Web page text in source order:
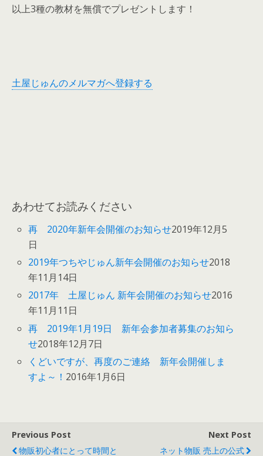
以上3種の教材を無償でプレゼントします！
土屋じゅんのメルマガへ登録する
あわせてお読みください
再 2020年新年会開催のお知らせ2019年12月5
日
2019年つちやじゅん新年会開催のお知らせ2018
年11月14日
2017年 土屋じゅん 新年会開催のお知らせ2016
年11月11日
再 2019年1月19日 新年会参加者募集のお知ら
せ2018年12月7日
くどいですが、再度のご連絡 新年会開催しま
すよ～！ 2016年1月6日
Previous Post
物販初心者にとって時間と
Next Post
ネット物販 売上の公式